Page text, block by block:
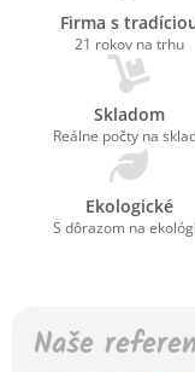
Firma s
21 rokov na trhu
Skladom
Reálne počty na
Ekologické
S dôrazom na
Naše